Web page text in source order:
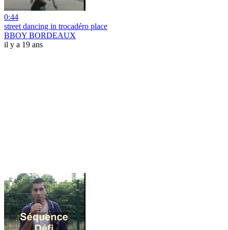
0:44
street dancing in trocadéro place
BBOY BORDEAUX
il y a 19 ans